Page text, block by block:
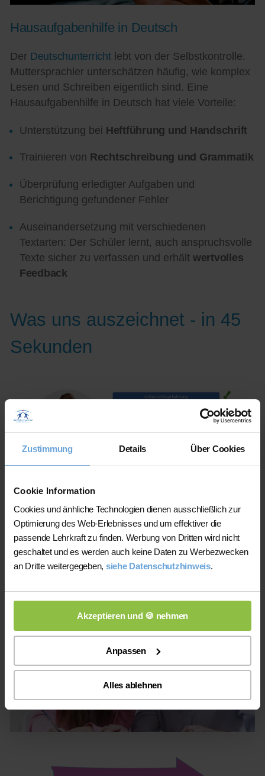
Zustimmung Details Über Cookies
Cookie Information
Cookies und änhliche Technologien dienen ausschließlich zur
Optimierung des Web-Erlebnisses und um effektiver die
passende Lehrkraft zu finden. Werbung von Dritten wird nicht
geschaltet und es werden auch keine Daten zu Werbezwecken
an Dritte weitergegeben, siehe Datenschutzhinweis.
Akzeptieren und 🍪 nehmen
Anpassen
Alles ablehnen
Hausaufgabenhilfe in Deutsch
Der Deutschunterrichtlebt von der Selbstkontrolle.
Muttersprachler unterschätzen häufig, wie komplex
Lesen und Schreiben eigentlich sind. Eine
Hausaufgabenhilfe in Deutsch hat viele Vorteile:
Unterstützung bei Heftführung und Handschrift
Trainieren von Rechtschreibung und Grammatik
Überprüfung erledigter Aufgaben und
Berichtigung gefundener Fehler
Auseinandersetzung mit verschiedenen
Textarten: Der Schüler lernt, auch anspruchsvolle
Texte sicher zu verfassen und erhält wertvolles
Feedback
Was uns auszeichnet - in 45
Sekunden
Wie Sie binnen kürzester Zeit
die passende Lehrkraft finden